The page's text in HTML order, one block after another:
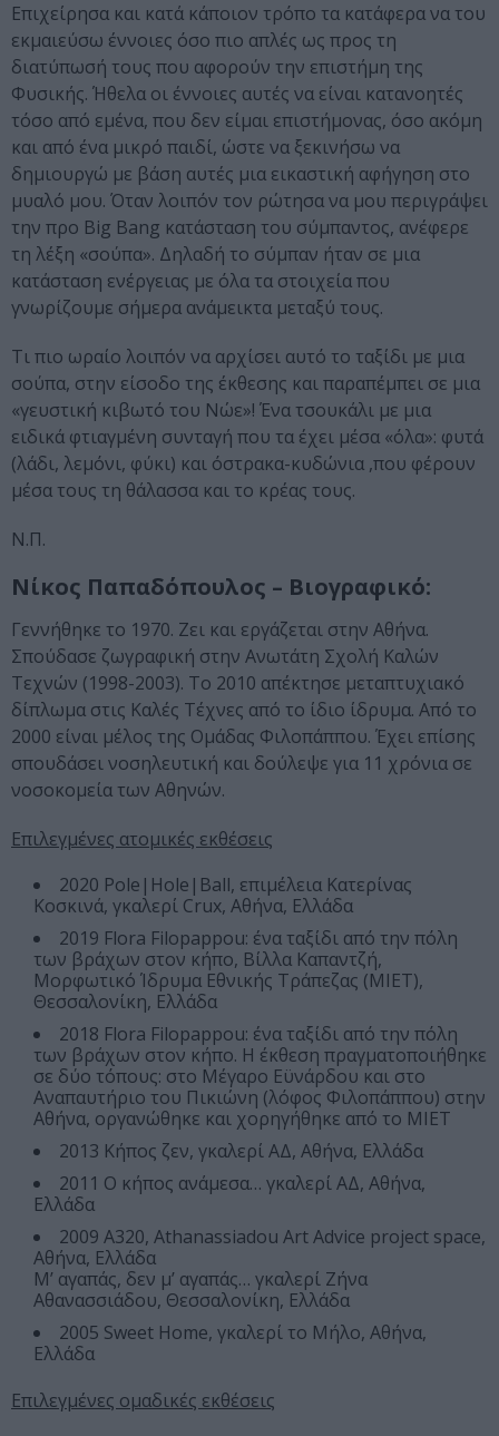
Επιχείρησα και κατά κάποιον τρόπο τα κατάφερα να του
εκμαιεύσω έννοιες όσο πιο απλές ως προς τη
διατύπωσή τους που αφορούν την επιστήμη της
Φυσικής. Ήθελα οι έννοιες αυτές να είναι κατανοητές
τόσο από εμένα, που δεν είμαι επιστήμονας, όσο ακόμη
και από ένα μικρό παιδί, ώστε να ξεκινήσω να
δημιουργώ με βάση αυτές μια εικαστική αφήγηση στο
μυαλό μου. Όταν λοιπόν τον ρώτησα να μου περιγράψει
την προ Big Bang κατάσταση του σύμπαντος, ανέφερε
τη λέξη «σούπα». Δηλαδή το σύμπαν ήταν σε μια
κατάσταση ενέργειας με όλα τα στοιχεία που
γνωρίζουμε σήμερα ανάμεικτα μεταξύ τους.
Τι πιο ωραίο λοιπόν να αρχίσει αυτό το ταξίδι με μια
σούπα, στην είσοδο της έκθεσης και παραπέμπει σε μια
«γευστική κιβωτό του Νώε»! Ένα τσουκάλι με μια
ειδικά φτιαγμένη συνταγή που τα έχει μέσα «όλα»: φυτά
(λάδι, λεμόνι, φύκι) και όστρακα-κυδώνια ,που φέρουν
μέσα τους τη θάλασσα και το κρέας τους.
Ν.Π.
Νίκος Παπαδόπουλος – Βιογραφικό:
Γεννήθηκε το 1970. Ζει και εργάζεται στην Αθήνα.
Σπούδασε ζωγραφική στην Ανωτάτη Σχολή Καλών
Τεχνών (1998-2003). Το 2010 απέκτησε μεταπτυχιακό
δίπλωμα στις Καλές Τέχνες από το ίδιο ίδρυμα. Από το
2000 είναι μέλος της Ομάδας Φιλοπάππου. Έχει επίσης
σπουδάσει νοσηλευτική και δούλεψε για 11 χρόνια σε
νοσοκομεία των Αθηνών.
Επιλεγμένες ατομικές εκθέσεις
2020 Pole|Hole|Ball, επιμέλεια Κατερίνας
Κοσκινά, γκαλερί Crux, Αθήνα, Ελλάδα
2019 Flora Filopappou: ένα ταξίδι από την πόλη
των βράχων στον κήπο, Βίλλα Καπαντζή,
Μορφωτικό Ίδρυμα Εθνικής Τράπεζας (ΜΙΕΤ),
Θεσσαλονίκη, Ελλάδα
2018 Flora Filopappou: ένα ταξίδι από την πόλη
των βράχων στον κήπο. Η έκθεση πραγματοποιήθηκε
σε δύο τόπους: στο Μέγαρο Εϋνάρδου και στο
Αναπαυτήριο του Πικιώνη (λόφος Φιλοπάππου) στην
Αθήνα, οργανώθηκε και χορηγήθηκε από το ΜΙΕΤ
2013 Κήπος ζεν, γκαλερί ΑΔ, Αθήνα, Ελλάδα
2011 Ο κήπος ανάμεσα… γκαλερί ΑΔ, Αθήνα,
Ελλάδα
2009 A320, Athanassiadou Art Advice project space,
Αθήνα, Ελλάδα
Μ’ αγαπάς, δεν μ’ αγαπάς… γκαλερί Ζήνα
Αθανασσιάδου, Θεσσαλονίκη, Ελλάδα
2005 Sweet Home, γκαλερί το Μήλο, Αθήνα,
Ελλάδα
Επιλεγμένες ομαδικές εκθέσεις